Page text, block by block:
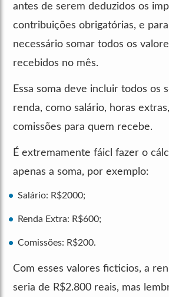
antes de serem deduzidos os
contribuições obrigatórias, e
necessário somar todos os
recebidos no mês.
Essa soma deve incluir todos os
renda, como salário, horas
comissões para quem recebe.
É extremamente fáicl fazer o
apenas a soma, por exemplo:
Salário: R$2000;
Renda Extra: R$600;
Comissões: R$200.
Com esses valores ficticios, a
seria de R$2.800 reais, mas